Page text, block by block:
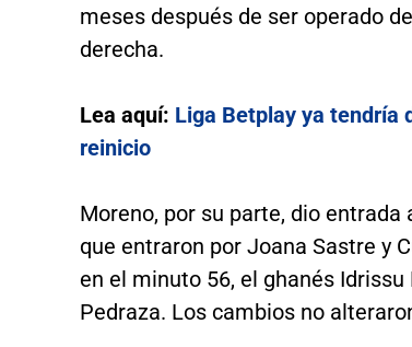
meses después de ser operado
derecha.
Lea aquí: Liga Betplay ya tendría
reinicio
Moreno, por su parte, dio entrada
que entraron por Joana Sastre y
en el minuto 56, el ghanés
Pedraza. Los cambios no